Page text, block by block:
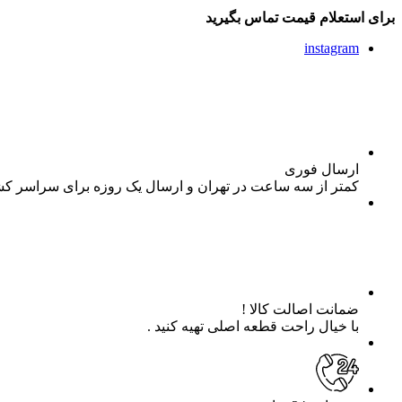
برای استعلام قیمت تماس بگیرید
instagram
ارسال فوری
کمتر از سه ساعت در تهران و ارسال یک روزه برای سراسر
ضمانت اصالت کالا !
با خیال راحت قطعه اصلی تهیه کنید .